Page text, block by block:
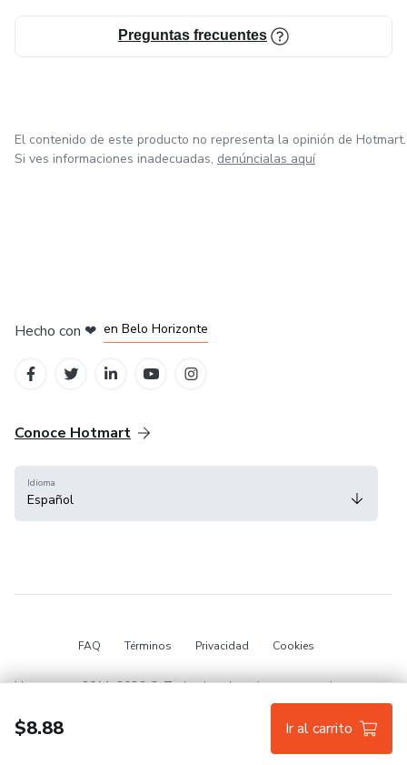
Preguntas frecuentes
$8.88 Ir al carrito
El contenido de este producto no representa la opinión de Hotmart.
Si ves informaciones inadecuadas, denúncialas aquí
Hecho con ❤ en Belo Horizonte
Conoce Hotmart
Idioma
Español
FAQ Términos Privacidad Cookies
Hotmart — 2011-2026 © Todos los derechos reservados.